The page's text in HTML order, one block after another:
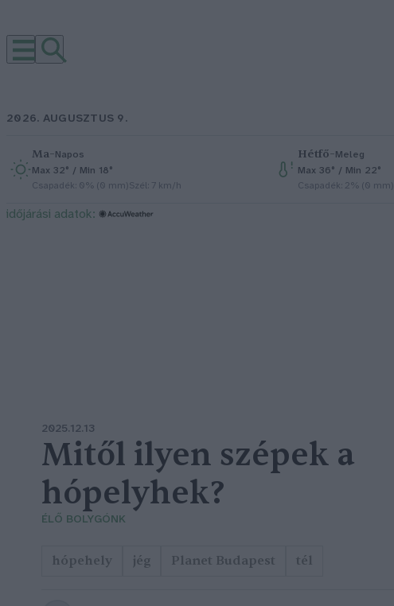
2026. AUGUSZTUS 9.
Ma–Napos
Max 32° / Min 18°
Csapadék: 0% (0 mm)Szél: 7 km/h
Hétfő–Meleg
Max 36° / Min 22°
Csapadék: 2% (0 mm)
időjárási adatok:
2025.12.13
Mitől ilyen szépek a
hópelyhek?
ÉLŐ BOLYGÓNK
hópehely jég Planet Budapest tél